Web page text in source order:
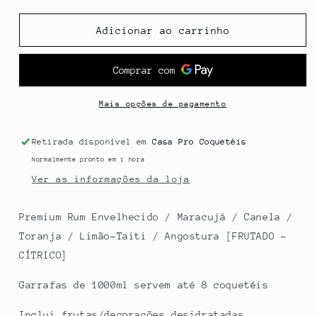
quantidade
QUARANTINE
quantidade
de
QUARANTINE
Adicionar ao carrinho
Mais opções de pagamento
Retirada disponível emCasa Pro Coquetéis
Normalmente pronto em 1 hora
Ver as informações da loja
Premium Rum Envelhecido / Maracujá / Canela /
Toranja / Limão-Taiti / Angostura [FRUTADO -
CÍTRICO]
Garrafas de 1000ml servem até 8 coquetéis